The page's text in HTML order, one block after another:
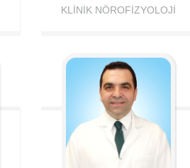
KLINIK NÖROFIZYOLOJI